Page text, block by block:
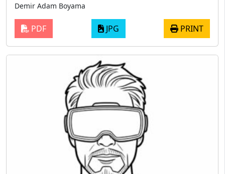
Demir Adam Boyama
PDF JPG PRINT